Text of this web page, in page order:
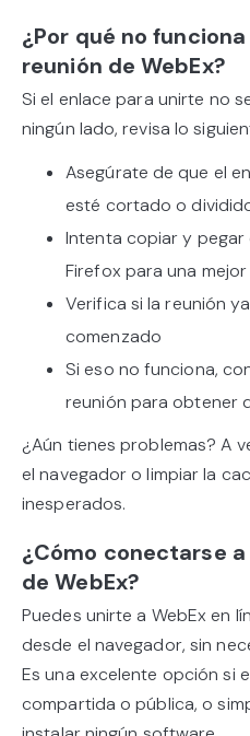
¿Por qué no
reunión de WebEx?
Si el enlace para unirte no
ningún lado, revisa lo
Asegúrate de que el
esté cortado o
Intenta copiar y pegar
Firefox para una
Verifica si la reunión
comenzado
Si eso no funciona,
reunión para obtener
¿Aún tienes problemas? A
el navegador o limpiar la
inesperados.
¿Cómo conectarse
de WebEx?
Puedes unirte a WebEx en
desde el navegador, sin
Es una excelente opción si
compartida o pública, o